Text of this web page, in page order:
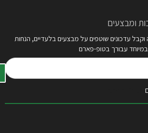
ומבצעים
עדכונים שוטפים על מבצעים בלעדיים, הנחות
עבורך בטופ-פארם